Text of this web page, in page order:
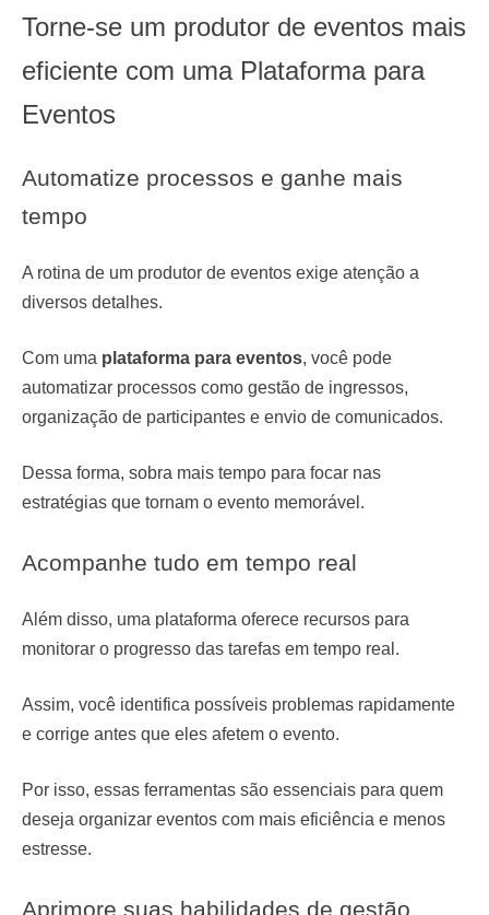
Torne-se um produtor de eventos mais
eficiente com uma Plataforma para
Eventos
Automatize processos e ganhe mais
tempo
A rotina de um produtor de eventos exige atenção a
diversos detalhes.
Com uma plataforma para eventos, você pode
automatizar processos como gestão de ingressos,
organização de participantes e envio de comunicados.
Dessa forma, sobra mais tempo para focar nas
estratégias que tornam o evento memorável.
Acompanhe tudo em tempo real
Além disso, uma plataforma oferece recursos para
monitorar o progresso das tarefas em tempo real.
Assim, você identifica possíveis problemas rapidamente
e corrige antes que eles afetem o evento.
Por isso, essas ferramentas são essenciais para quem
deseja organizar eventos com mais eficiência e menos
estresse.
Aprimore suas habilidades de gestão